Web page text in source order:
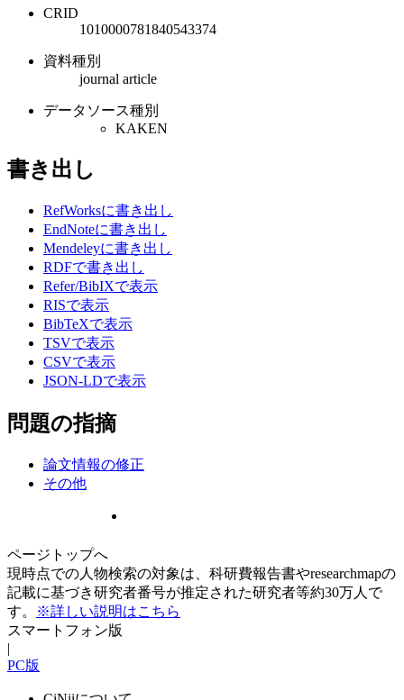
CRID
1010000781840543374
資料種別
journal article
データソース種別
KAKEN
書き出し
RefWorksに書き出し
EndNoteに書き出し
Mendeleyに書き出し
RDFで書き出し
Refer/BibIXで表示
RISで表示
BibTeXで表示
TSVで表示
CSVで表示
JSON-LDで表示
問題の指摘
論文情報の修正
その他
ページトップへ
現時点での人物検索の対象は、科研費報告書やresearchmapの
記載に基づき研究者番号が推定された研究者等約30万人で
す。
※詳しい説明はこちら
スマートフォン版
|
PC版